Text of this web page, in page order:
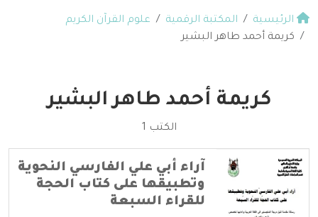
الرئيسية المكتبة الرقمية
علوم القرآن الكريم
كريمة أحمد طاهر البشير
كريمة أحمد طاهر البشير
الكتب 1
آراء أبي علي الفارسي النحوية
وتطبيقها على كتاب الحجة
للقراء السبعة